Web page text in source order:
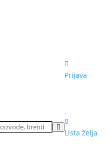
Prijava
0
Lista želja